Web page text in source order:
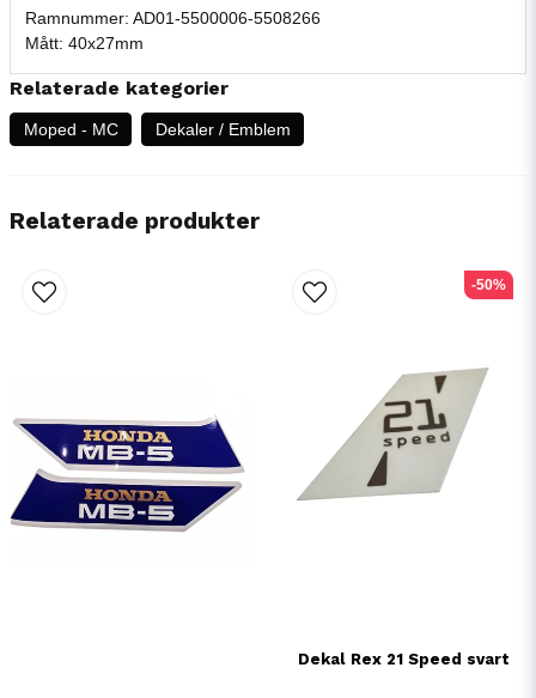
Ramnummer: AD01-5500006-5508266
Mått: 40x27mm
Relaterade kategorier
Moped - MC Dekaler / Emblem
Relaterade produkter
Dekal Rex 21 Speed svart
-50%